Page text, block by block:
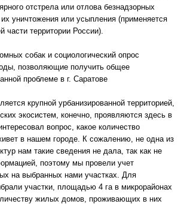
отстрела или отлова безнадзорных
уничтожения или усыпления (применяется
части территории России).
собак и социологический опрос
позволяющие получить общее
проблеме в г. Саратове
крупной урбанизированной территорией,
экосистем, конечно, проявляются здесь в
вопрос, какое количество
в нашем городе. К сожалению, не одна из
нам такие сведения не дала, так как не
поэтому мы провели учет
на выбранных нами участках. Для
участки, площадью 4 га в микрорайонах
жилых домов, проживающих в них